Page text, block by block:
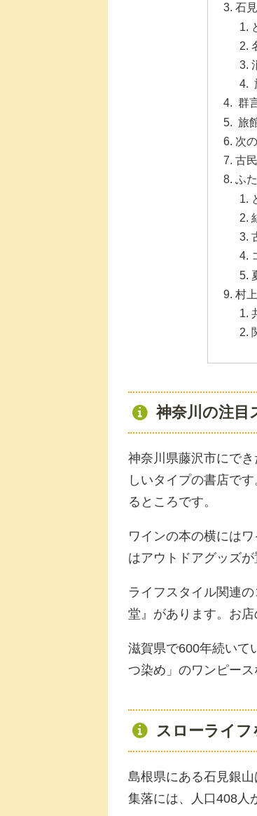
石
群
旅
次
古
ふ
村
神奈川の注目
神奈川県藤沢市にで
しいタイプの書店で
るところです。
ワインの本の横には
はアウトドアグッズが
ライフスタイル関連
堂』があります。お店
滋賀県で600年続いて
つ染め」のワンピース
スローライフ
島根県にある石見銀
集落には、人口408人